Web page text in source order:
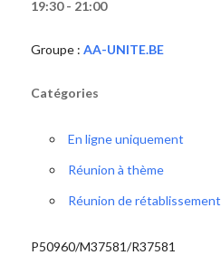
19:30 - 21:00
Groupe : AA-UNITE.BE
Catégories
En ligne uniquement
Réunion à thème
Réunion de rétablissement
P50960/M37581/R37581